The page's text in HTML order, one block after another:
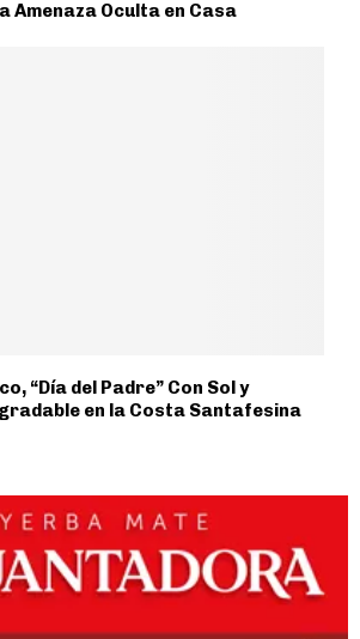
Amenaza Oculta en Casa
“Día del Padre” Con Sol y
en la Costa Santafesina